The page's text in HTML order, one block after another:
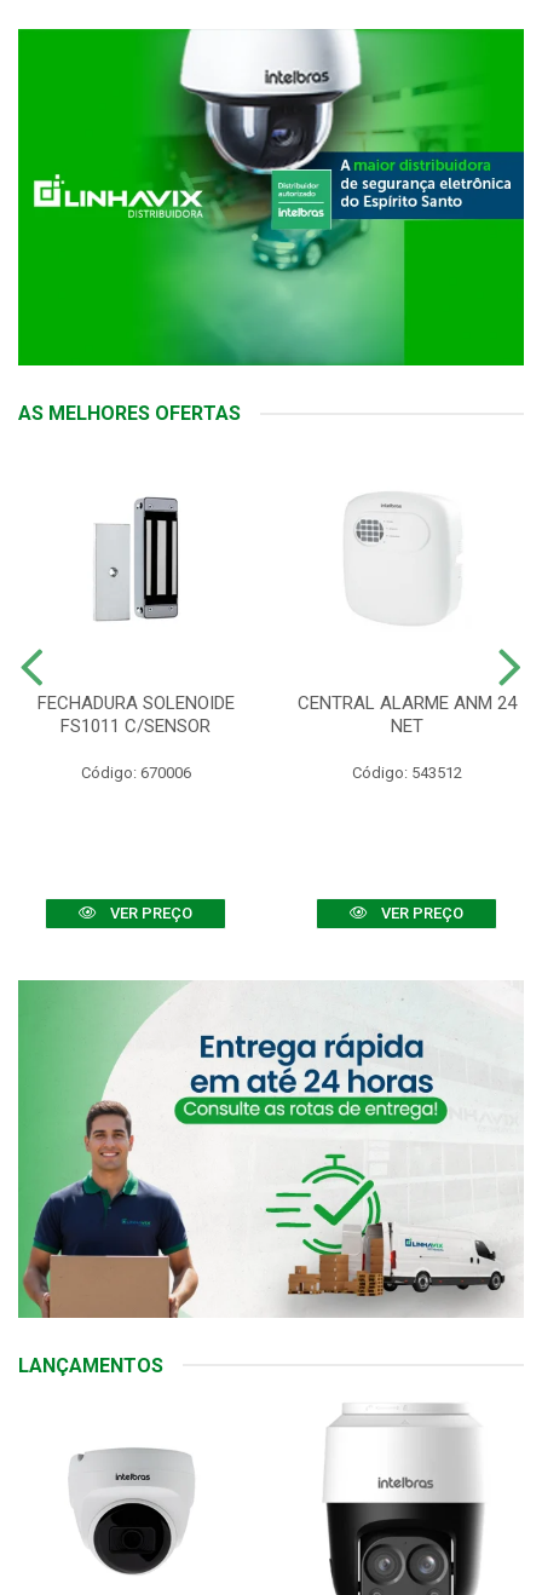
AS MELHORES OFERTAS
FECHADURA SOLENOIDE
FS1011 C/SENSOR
Código: 670006
VER PREÇO
CENTRAL ALARME ANM 24
NET
Código: 543512
VER PREÇO
LANÇAMENTOS